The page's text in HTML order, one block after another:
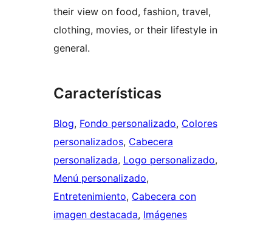
their view on food, fashion, travel,
clothing, movies, or their lifestyle in
general.
Características
Blog, Fondo personalizado, Colores
personalizados, Cabecera
personalizada, Logo personalizado
Menú personalizado
Entretenimiento, Cabecera con
imagen destacada, Imágenes